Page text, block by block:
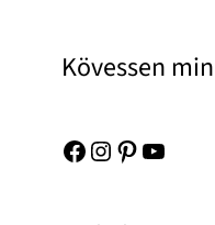
Kövessen
Facebook Instagram Pinterest YouTube